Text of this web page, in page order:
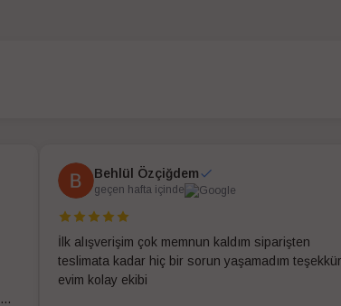
Behlül Özçiğdem
geçen hafta içinde
İlk alışverişim çok memnun kaldım siparişten
teslimata kadar hiç bir sorun yaşamadım
evim kolay ekibi